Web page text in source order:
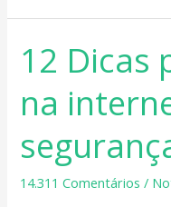
12 Dicas
na
14.311 Comentários /
12
Dicas
para
na